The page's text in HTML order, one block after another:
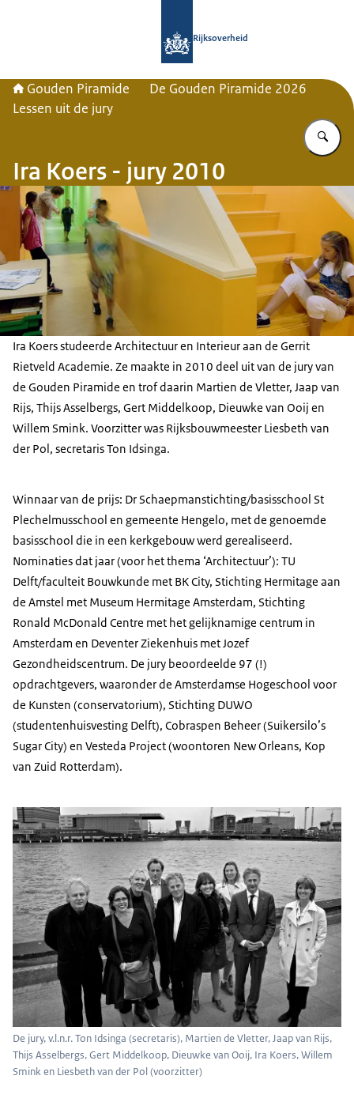
Rijksoverheid
Gouden Piramide
De Gouden Piramide 2026
Lessen uit de jury
Ira Koers - jury 2010
Ira Koers studeerde Architectuur en Interieur aan de Gerrit
Rietveld Academie. Ze maakte in 2010 deel uit van de jury van
de Gouden Piramide en trof daarin Martien de Vletter, Jaap van
Rijs, Thijs Asselbergs, Gert Middelkoop, Dieuwke van Ooij en
Willem Smink. Voorzitter was Rijksbouwmeester Liesbeth van
der Pol, secretaris Ton Idsinga.
Winnaar van de prijs: Dr Schaepmanstichting/basisschool St
Plechelmusschool en gemeente Hengelo, met de genoemde
basisschool die in een kerkgebouw werd gerealiseerd.
Nominaties dat jaar (voor het thema ‘Architectuur’): TU
Delft/faculteit Bouwkunde met BK City, Stichting Hermitage aan
de Amstel met Museum Hermitage Amsterdam, Stichting
Ronald McDonald Centre met het gelijknamige centrum in
Amsterdam en Deventer Ziekenhuis met Jozef
Gezondheidscentrum. De jury beoordeelde 97 (!)
opdrachtgevers, waaronder de Amsterdamse Hogeschool voor
de Kunsten (conservatorium), Stichting DUWO
(studentenhuisvesting Delft), Cobraspen Beheer (Suikersilo’s
Sugar City) en Vesteda Project (woontoren New Orleans, Kop
van Zuid Rotterdam).
De jury, v.l.n.r. Ton Idsinga (secretaris), Martien de Vletter, Jaap van Rijs,
Thijs Asselbergs, Gert Middelkoop, Dieuwke van Ooij, Ira Koers, Willem
Smink en Liesbeth van der Pol (voorzitter)